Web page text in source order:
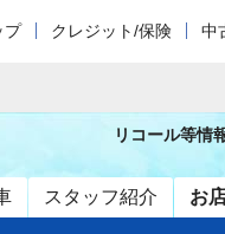
プ クレジット/保険 中
スタッフ紹介 お
リコール等情